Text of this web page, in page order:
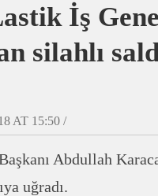
İş
silahlı
AT 15:50 /
Abdullah
uğradı.